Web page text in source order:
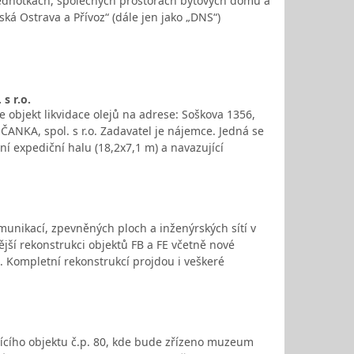
Ostrava a Přívoz“ (dále jen jako „DNS“)
s r.o.
likvidace olejů na adrese: Soškova 1356,
spol. s r.o. Zadavatel je nájemce. Jedná se
expediční halu (18,2x7,1 m) a navazující
zpevněných ploch a inženýrských sítí v
rekonstrukci objektů FB a FE včetně nové
Kompletní rekonstrukcí projdou i veškeré
objektu č.p. 80, kde bude zřízeno muzeum